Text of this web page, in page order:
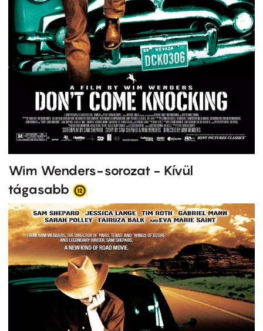
Wim Wenders-sorozat - Kívül
tágasabb